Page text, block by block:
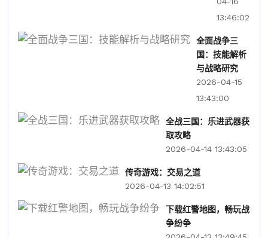
13:46:02
全面战争三
国：技能解析
与战略研究
2026-04-15
13:43:00
全战三国：乐进武器获
取攻略
2026-04-14 13:43:05
传奇游戏：交易之道
2026-04-13 14:02:51
下载红警地图，畅玩战
争纷争